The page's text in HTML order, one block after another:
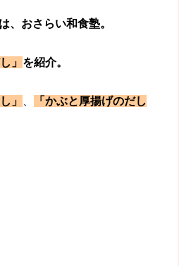
、おさらい和食塾。
」 を紹介。
」
「かぶと厚揚げのだし